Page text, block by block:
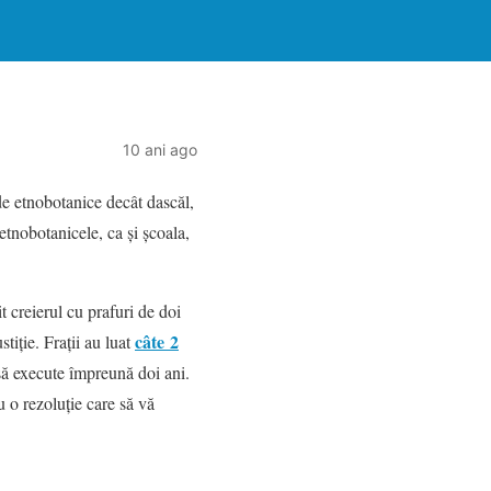
10 ani ago
etnobotanice decât dascăl,
ca şi şcoala,
creierul cu prafuri de doi
Fraţii au luatcâte 2
execute împreună doi ani.
o rezoluţie care să vă